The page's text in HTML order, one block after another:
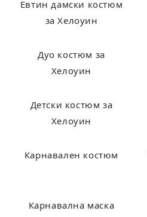
Евтин дамски костюм
за Хелоуин
Дуо костюм за
Хелоуин
Детски костюм за
Хелоуин
Карнавален костюм
Карнавална маска